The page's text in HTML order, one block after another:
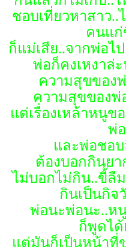
ชอบเที่ยวหาสาว
คนแก่
ก็แม่เสีย..จากพ่อไ
พ่อก็คงเหงาล่
ความสุขของ
ความสุขของ
แต่เรื่องเหล้าหนูข
พ่
และพ่อชอ
ต้องบอกกินย
ไม่บอกไม่กิน..ขี้ลื
กินเป็นกิจ
พ่อนะพ่อนะ..ห
ก็พูดได้
แต่มันก็เป็นหน้าที่